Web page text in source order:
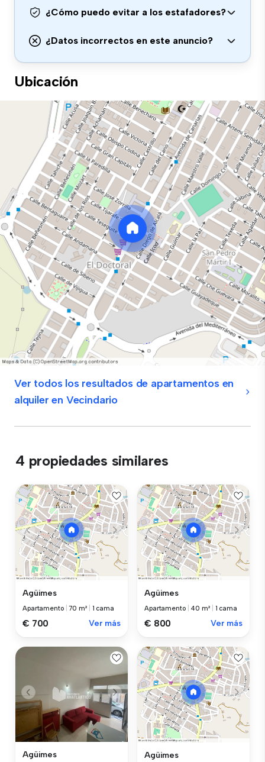
¿Cómo puedo evitar a los estafadores?
¿Datos incorrectos en este anuncio?
Ubicación
Ver todos los resultados de apartamentos en
alquiler en Vecindario
4 propiedades similares
Agüimes
Apartamento |70 m² 1 cama
€ 700 Ver más
Agüimes
Apartamento 40 m² 1 cama
€ 800 Ver más
Agüimes Agüimes